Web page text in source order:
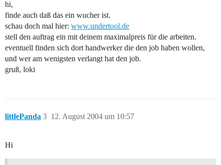
hi,
finde auch daß das ein wucher ist.
schau doch mal hier: www.undertool.de
stell den auftrag ein mit deinem maximalpreis für die arbeiten.
eventuell finden sich dort handwerker die den job haben wollen,
und wer am wenigsten verlangt hat den job.
gruß, loki
littlePanda 12. August 2004 um 10:57
3
Hi